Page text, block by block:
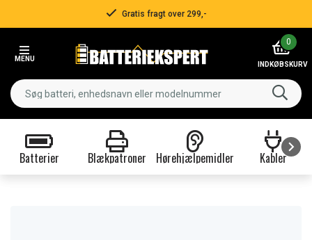
Gratis fragt over 299,-
MENU
0
INDKØBSKURV
Batterier Blækpatroner Hørehjælpemidler Kabler